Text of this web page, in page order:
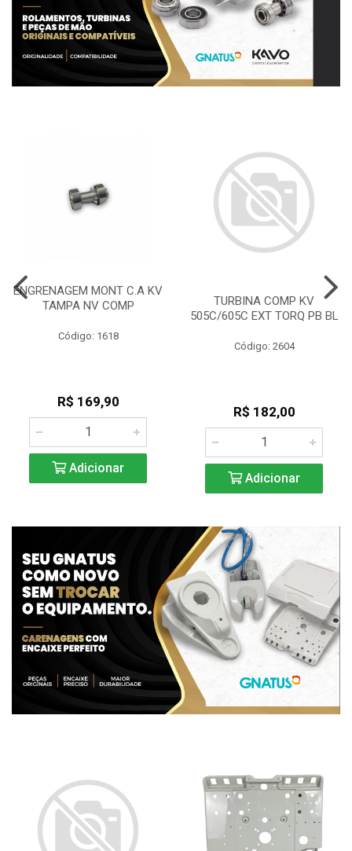
ENGRENAGEM MONT C.A KV
TAMPA NV COMP
Código: 1618
R$ 169,90
Adicionar
TURBINA COMP KV
505C/605C EXT TORQ PB BL
Código: 2604
R$ 182,00
Adicionar